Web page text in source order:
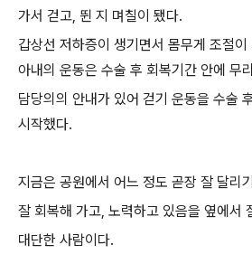
가서 걷고, 뛴 지 며칠이 됐다.
갑상선 저하증이 생기면서 몸무게 조절
아내의 운동은 수술 후 회복기간 안에 무
담당의의 안내가 있어 걷기 운동을 수술
시작했다.
지금은 공원에서 어느 정도 곧장 잘 달리
잘 회복해 가고, 노력하고 있음을 옆에서
대단한 사람이다.